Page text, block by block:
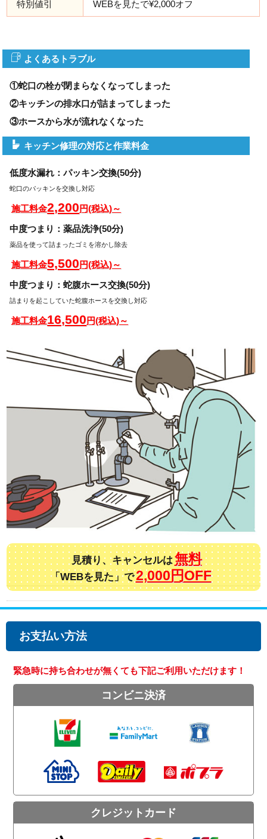
特別値引 WEBを見たで¥2,000オフ
よくあるトラブル
①蛇口の栓が閉まらなくなってしまった
②キッチンの排水口が詰まってしまった
③ホースから水が流れなくなった
キッチン修理の対応と作業料金
低度水漏れ：パッキン交換(50分)
蛇口のパッキンを交換し対応
施工料金2,200円(税込)～
中度つまり：薬品洗浄(50分)
薬品を使って詰まったゴミを溶かし除去
施工料金5,500円(税込)～
中度つまり：蛇腹ホース交換(50分)
詰まりを起こしていた蛇腹ホースを交換し対応
施工料金16,500円(税込)～
見積り、キャンセルは 無料
「WEBを見た」で2,000円OFF
お支払い方法
緊急時に持ち合わせが無くても下記ご利用いただけます！
コンビニ決済
クレジットカード